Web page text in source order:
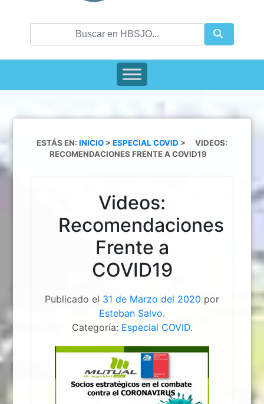
ESTÁS EN: INICIO > ESPECIAL COVID >
VIDEOS:
RECOMENDACIONES FRENTE A COVID19
Videos:
Recomendaciones
Frente a
COVID19
Publicado el 31 de Marzo del 2020 por
Esteban Salvo.
Categoría: Especial COVID.